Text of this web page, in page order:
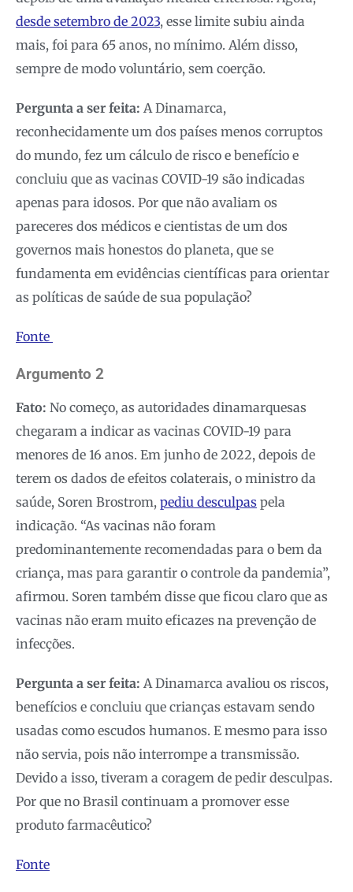
desde setembro de 2023, esse limite subiu ainda
mais, foi para 65 anos, no mínimo. Além disso,
sempre de modo voluntário, sem coerção.
Pergunta a ser feita: A Dinamarca,
reconhecidamente um dos países menos corruptos
do mundo, fez um cálculo de risco e benefício e
concluiu que as vacinas COVID-19 são indicadas
apenas para idosos. Por que não avaliam os
pareceres dos médicos e cientistas de um dos
governos mais honestos do planeta, que se
fundamenta em evidências científicas para orientar
as políticas de saúde de sua população?
Fonte
Argumento 2
Fato: No começo, as autoridades dinamarquesas
chegaram a indicar as vacinas COVID-19 para
menores de 16 anos. Em junho de 2022, depois de
terem os dados de efeitos colaterais, o ministro da
saúde, Soren Brostrom, pediu desculpas pela
indicação. “As vacinas não foram
predominantemente recomendadas para o bem da
criança, mas para garantir o controle da pandemia”,
afirmou. Soren também disse que ficou claro que as
vacinas não eram muito eficazes na prevenção de
infecções.
Pergunta a ser feita: A Dinamarca avaliou os riscos,
benefícios e concluiu que crianças estavam sendo
usadas como escudos humanos. E mesmo para isso
não servia, pois não interrompe a transmissão.
Devido a isso, tiveram a coragem de pedir desculpas.
Por que no Brasil continuam a promover esse
produto farmacêutico?
Fonte